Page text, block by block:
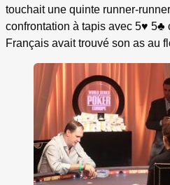
touchait une quinte runner-
confrontation à tapis avec 5♥ 5♣
Français avait trouvé son as au